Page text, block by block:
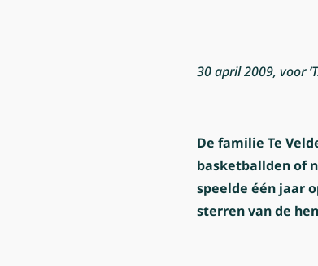
30 april 2009, voor
De familie Te
basketballden of
speelde één jaar
sterren van de